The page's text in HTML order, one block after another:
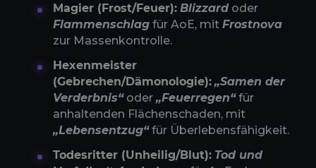
Magier (Frost/Feuer): Blizzardoder
Flammenschlag für AoE, mit Frostnova
zur Massenkontrolle.
Hexenmeister
(Gebrechen/Dämonologie): „Samen der
Verderbnis“oder „Feuerregen“für
anhaltenden Flächenschaden, mit
„Lebensentzug“für Überlebensfähigkeit.
Todesritter (Unheilig/Blut): Tod und